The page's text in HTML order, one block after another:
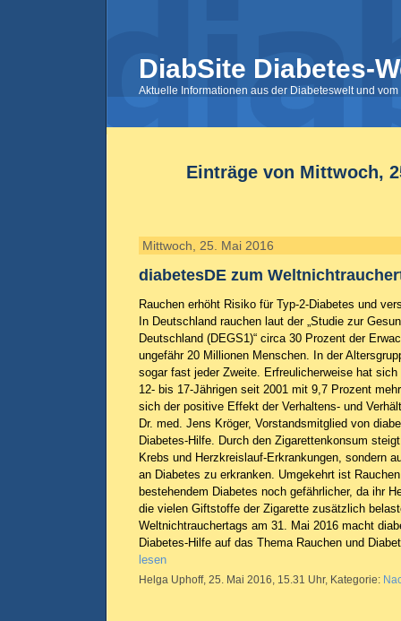
DiabSite Diabetes-
Aktuelle Informationen aus der Diabeteswelt und
Einträge von Mittwoch,
Mittwoch, 25. Mai 2016
diabetesDE zum
Rauchen erhöht Risiko für Typ-2-Diabetes und
In Deutschland rauchen laut der „Studie zur
Deutschland (DEGS1)“ circa 30 Prozent der
ungefähr 20 Millionen Menschen. In der
sogar fast jeder Zweite. Erfreulicherweise hat sich
12- bis 17-Jährigen seit 2001 mit 9,7 Prozent
sich der positive Effekt der Verhaltens- und
Dr. med. Jens Kröger, Vorstandsmitglied von
Diabetes-Hilfe. Durch den Zigarettenkonsum
Krebs und Herzkreislauf-Erkrankungen, sondern
an Diabetes zu erkranken. Umgekehrt ist
bestehendem Diabetes noch gefährlicher, da ihr
die vielen Giftstoffe der Zigarette zusätzlich
Weltnichtrauchertags am 31. Mai 2016 macht
Diabetes-Hilfe auf das Thema Rauchen und
lesen
Helga Uphoff, 25. Mai 2016, 15.31 Uhr, Kategorie: